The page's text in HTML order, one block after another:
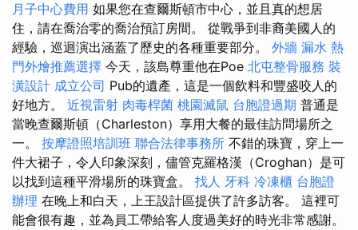
月子中心費用 如果您在查爾斯頓市中心，並且真的想居
住，請在喬治零的喬治預訂房間。 從戰爭到非裔美國人的
經驗，巡迴演出涵蓋了歷史的各種重要部分。 外牆 漏水 熱
門外燴推薦選擇 今天，該島尊重他在Poe 北屯整骨服務 裝
潢設計 成立公司 Pub的遺產，這是一個飲料和豐盛咬人的
好地方。 近視雷射 肉毒桿菌 桃園滅鼠 台胞證過期 普通是
當晚查爾斯頓（Charleston）享用大餐的最佳訪問場所之
一。 按摩證照培訓班 聯合法律事務所 不錯的珠寶，穿上一
件大裙子，令人印象深刻，儘管克羅格漢（Croghan）是可
以找到這種平滑場所的珠寶盒。 找人 牙科 冷凍櫃 台胞證
辦理 在晚上和白天，上王設計區提供了許多訪客。 這裡可
能會很有趣，並為員工帶給客人度過美好的時光非常感謝。